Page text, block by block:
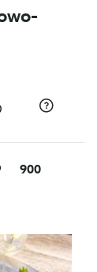
900